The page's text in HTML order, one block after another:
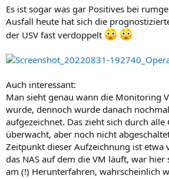
:
Es ist sogar was gar Positives bei
Ausfall heute hat sich die
der USV fast verdoppelt
Auch interessant:
Man sieht genau wann die Monitoring
wurde, dennoch wurde danach
aufgezeichnet. Das zieht sich durch alle
überwacht, aber noch nicht
Zeitpunkt dieser Aufzeichnung ist etwa
das NAS auf dem die VM läuft, war
am (!) Herunterfahren, wahrscheinlich